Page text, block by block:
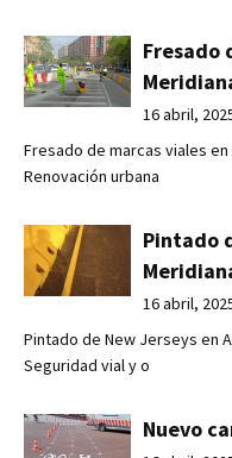
Fresado
16 abril,
Fresado de marcas viales
Renovación urbana
Pintado
16 abril,
Pintado de New Jerseys en
Seguridad vial y o
Nuevo